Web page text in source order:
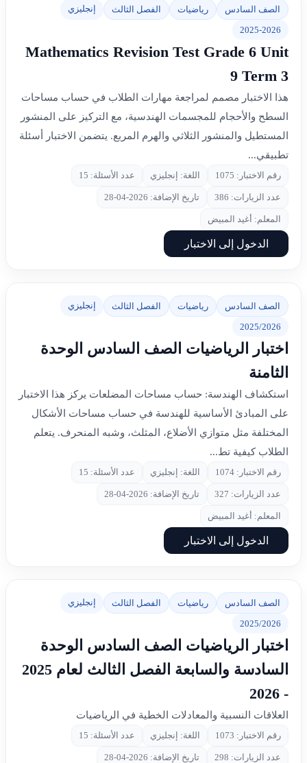
الصف السادس رياضيات الفصل الثالث إنجليزي
2025-2026
Mathematics Revision Test Grade 6 Unit
9 Term 3
هذا الاختبار مصمم لمراجعة مهارات الطلاب في حساب مساحات
السطح والأحجام للمجسمات الهندسية، مع التركيز على المنشور
المستطيل والمنشور الثلاثي والهرم المربع. يتضمن الاختبار أسئلة
تطبيقي...
رقم الاختبار: 1075 اللغة: إنجليزي عدد الأسئلة: 15
عدد الزيارات: 386 تاريخ الإضافة: 2026-04-28
المعلم: أغيد المبيض
الدخول إلى الاختبار
الصف السادس رياضيات الفصل الثالث إنجليزي
2025/2026
اختبار الرياضيات الصف السادس الوحدة
الثامنة
استكشاف الهندسة: حساب مساحات المضلعات يركز هذا الاختبار
على المبادئ الأساسية للهندسة في حساب مساحات الأشكال
المختلفة مثل متوازي الأضلاع، المثلث، وشبه المنحرف. يتعلم
الطلاب كيفية تط...
رقم الاختبار: 1074 اللغة: إنجليزي عدد الأسئلة: 15
عدد الزيارات: 327 تاريخ الإضافة: 2026-04-28
المعلم: أغيد المبيض
الدخول إلى الاختبار
الصف السادس رياضيات الفصل الثالث إنجليزي
2025/2026
اختبار الرياضيات الصف السادس الوحدة
السادسة والسابعة الفصل الثالث لعام 2025
- 2026
العلاقات النسبية والمعادلات الخطية في الرياضيات
رقم الاختبار: 1073 اللغة: إنجليزي عدد الأسئلة: 15
عدد الزيارات: 298 تاريخ الإضافة: 2026-04-28